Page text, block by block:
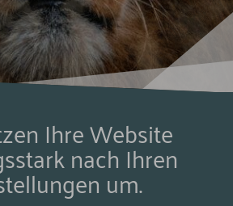
Ihre Website
nach Ihren
um.